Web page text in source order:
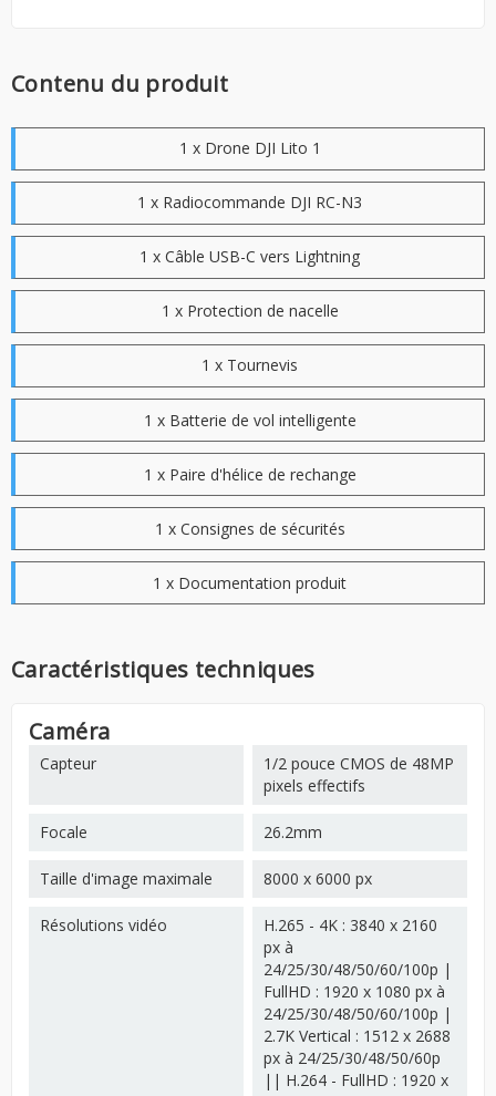
Contenu du produit
1 x Drone DJI Lito 1
1 x Radiocommande DJI RC-N3
1 x Câble USB-C vers Lightning
1 x Protection de nacelle
1 x Tournevis
1 x Batterie de vol intelligente
1 x Paire d'hélice de rechange
1 x Consignes de sécurités
1 x Documentation produit
Caractéristiques techniques
Caméra
Capteur
1/2 pouce CMOS de 48MP
pixels effectifs
Focale 26.2mm
Taille d'image maximale 8000 x 6000 px
Résolutions vidéo
H.265 - 4K : 3840 x 2160
px à
24/25/30/48/50/60/100p |
FullHD : 1920 x 1080 px à
24/25/30/48/50/60/100p |
2.7K Vertical : 1512 x 2688
px à 24/25/30/48/50/60p
|| H.264 - FullHD : 1920 x